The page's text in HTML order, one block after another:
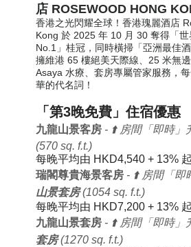
店 ROSEWOOD HONG
香港之光閃耀全球！香港瑰麗酒店
Kong 於 2025 年 10 月 30 奪得「
No.1」桂冠，同時橫掃「亞洲最佳
擁維港 65 樓絕美天際線、25 米無
Asaya 水療、套房專屬管家服務，
華的代名詞！
「第3晚免費」住宿優惠
九龍山景客房 - ⬆️ 房間「即時」
(570 sq. f.t.)
每晚平均由 HKD4,540 + 13% 起
瑞閣尊貴海景客房 - ⬆️ 房間「即
山景套房(1054 sq. f.t.)
每晚平均由 HKD7,200 + 13% 起
九龍山景套房 - ⬆️ 房間「即時」
套房(1270 sq. f.t.)